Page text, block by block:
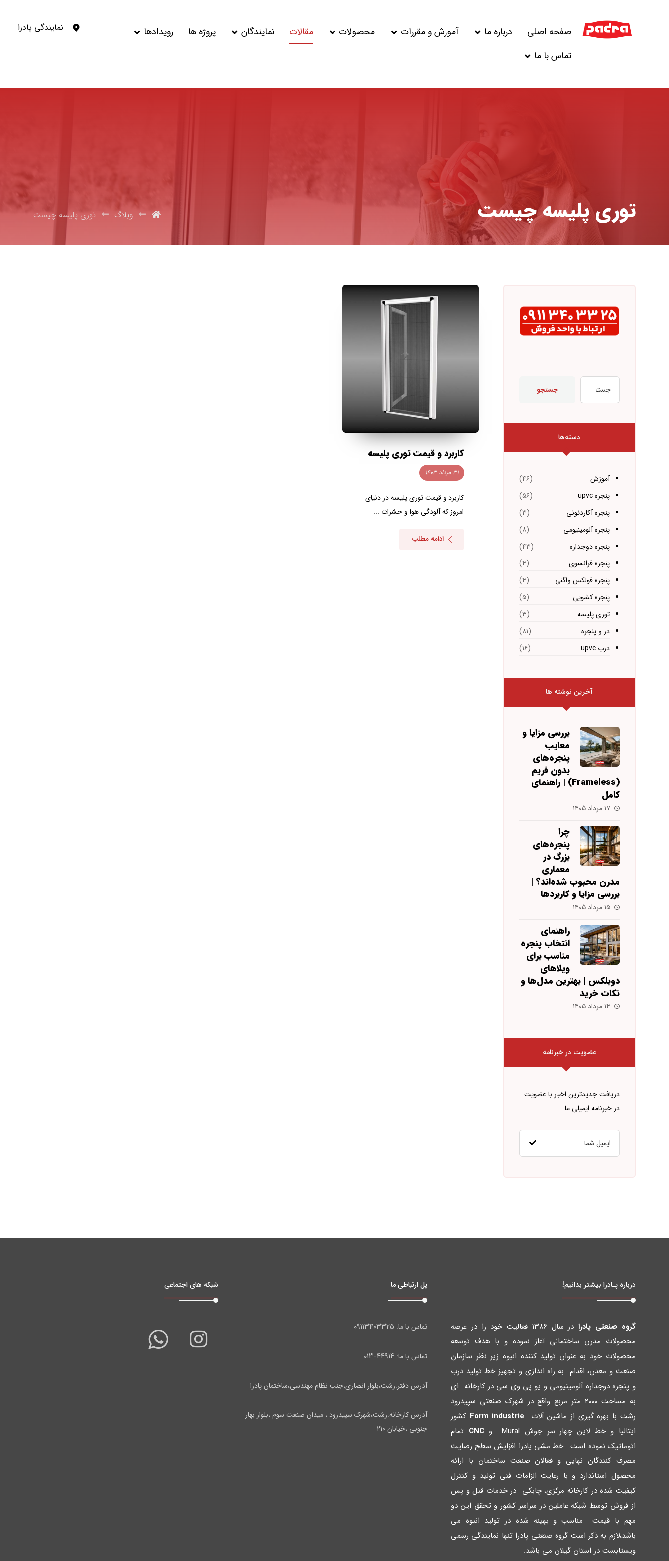
صفحه اصلی درباره ما آموزش و مقررات محصولات مقالات نمایندگان پروژه ها
رویدادها
تماس با ما
نمایندگی پادرا
توری پلیسه چیست وبلاگ توری پلیسه چیست
کاربرد و قیمت توری پلیسه
۳۱ مرداد ۱۴۰۳
کاربرد و قیمت توری پلیسه در دنیای
امروز که آلودگی هوا و حشرات ...
ادامه مطلب
جستجو
دسته‌ها
آموزش
(۴۶)
پنجره upvc
(۵۶)
پنجره آکاردئونی
(۳)
پنجره آلومینیومی
(۸)
پنجره دوجداره
(۴۳)
پنجره فرانسوی
(۴)
پنجره فولکس واگنی
(۴)
پنجره کشویی
(۵)
توری پلیسه
(۳)
در و پنجره
(۸۱)
درب upvc
(۱۶)
آخرین نوشته ها
بررسی مزایا و
معایب
پنجره‌های
بدون فریم
(Frameless) | راهنمای
کامل
۱۷ مرداد ۱۴۰۵
چرا
پنجره‌های
بزرگ در
معماری
مدرن محبوب شده‌اند؟ |
بررسی مزایا و کاربردها
۱۵ مرداد ۱۴۰۵
راهنمای
انتخاب پنجره
مناسب برای
ویلاهای
دوبلکس | بهترین مدل‌ها و
نکات خرید
۱۴ مرداد ۱۴۰۵
عضویت در خبرنامه
دریافت جدیدترین اخبار با عضویت
در خبرنامه ایمیلی ما
درباره پـادرا بیشتر بدانیم!
گروه صنعتی پادرا
در سال ۱۳۸۶ فعالیت خود را در عرصه
محصولات مدرن ساختمانی آغاز نموده و با هدف توسعه
محصولات خود به عنوان تولید کننده انبوه زیر نظر سازمان
صنعت و معدن، اقدام به راه اندازي و تجهیز خط تولید درب
و پنجره دوجداره آلومینیومی و یو پی وي سی در کارخانه اي
به مساحت ۲۰۰۰ متر مربع واقع در شهرك صنعتی سپیدرود
رشت با بهره گیري از ماشین آلات Form industrie کشور
ایتالیا و خط لاین چهار سر جوش Mural و
CNC تمام
اتوماتیک نموده است. خط مشی پادرا افزایش سطح رضایت
مصرف کنندگان نهایی و فعالان صنعت ساختمان با ارائه
محصول استاندارد و با رعایت الزامات فنی تولید و کنترل
کیفیت شده در کارخانه مرکزي، چابکی در خدمات قبل و پس
از فروش توسط شبکه عاملین در سراسر کشور و تحقق این دو
مهم با قیمت مناسب و بهینه شده در تولید انبوه می
باشد،لازم به ذکر است گروه صنعتی پادرا تنها نمایندگی رسمی
ویستابست در استان گیلان می باشد.
پل ارتباطی ما
تماس با ما:۰۹۱۱۳۴۰۳۳۲۵
تماس با ما: ۴۴۹۱۴-۰۱۳
آدرس دفتر:رشت،بلوار انصاری،جنب نظام مهندسی،ساختمان پادرا
آدرس کارخانه:رشت،شهرک سپیدرود ، میدان صنعت سوم ،بلوار بهار
جنوبی ،خیابان ۲۱۰
شبکه های اجتماعی